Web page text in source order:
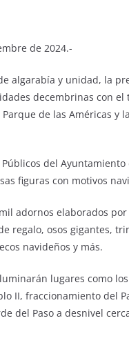
de 2024.-
algarabía y unidad, la
decembrinas con
de las Américas
Públicos del
figuras con motivos
adornos elaborados
regalo, osos gigantes,
navideños y más.
lugares como
II, fraccionamiento del
del Paso a desnivel